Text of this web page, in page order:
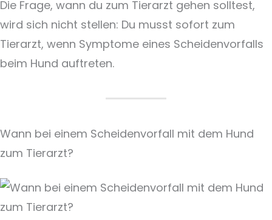
Die Frage, wann du zum Tierarzt gehen solltest,
wird sich nicht stellen: Du musst sofort zum
Tierarzt, wenn Symptome eines Scheidenvorfalls
beim Hund auftreten.
Wann bei einem Scheidenvorfall mit dem Hund
zum Tierarzt?